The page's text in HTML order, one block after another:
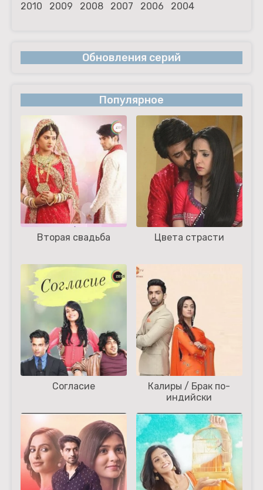
2010
2009 2008 2007 2006 2004
Обновления серий
Популярное
Вторая свадьба Цвета страсти
Согласие
Калиры / Брак по-
индийски